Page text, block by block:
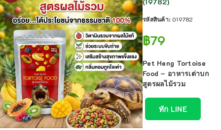
รหัสสินค้า: 019782
฿79
Pet Heng Tortoise
Food – อาหารเต่าบก
สูตรผลไม้รวม
ทัก LINE